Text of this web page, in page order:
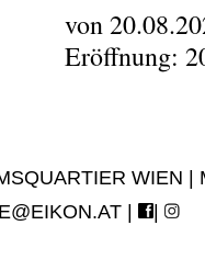
von
Eröffnung:
WIEN
| |